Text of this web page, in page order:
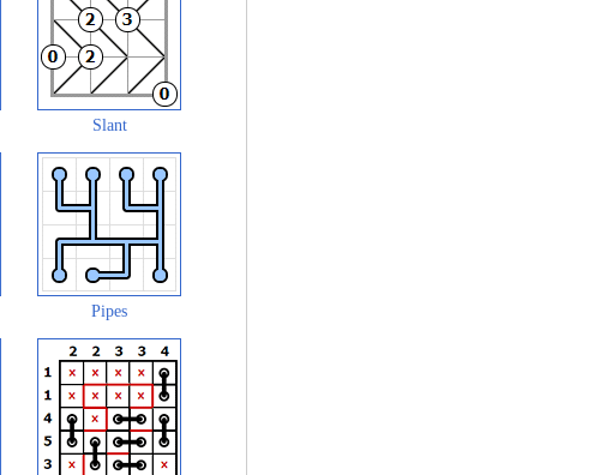
Slant
Pipes